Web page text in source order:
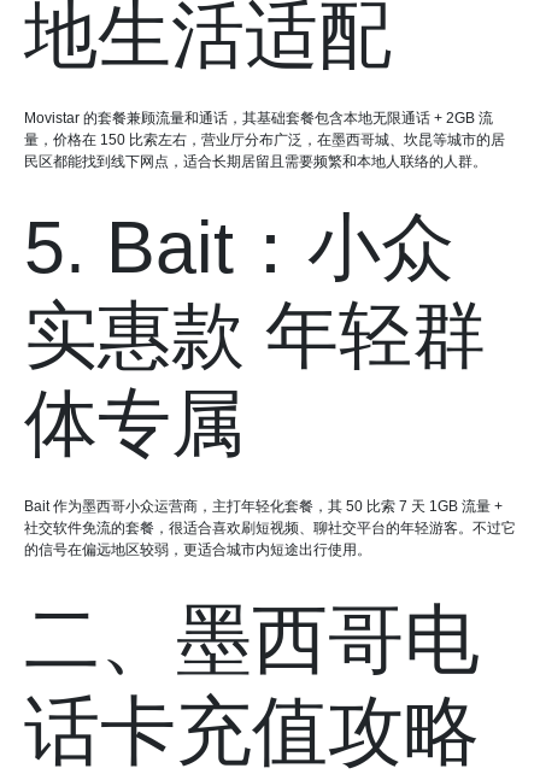
地生活适配
Movistar 的套餐兼顾流量和通话，其基础套餐包含本地无限通话 + 2GB 流
量，价格在 150 比索左右，营业厅分布广泛，在墨西哥城、坎昆等城市的居
民区都能找到线下网点，适合长期居留且需要频繁和本地人联络的人群。
5. Bait：小众
实惠款 年轻群
体专属
Bait 作为墨西哥小众运营商，主打年轻化套餐，其 50 比索 7 天 1GB 流量 +
社交软件免流的套餐，很适合喜欢刷短视频、聊社交平台的年轻游客。不过它
的信号在偏远地区较弱，更适合城市内短途出行使用。
二、墨西哥电
话卡充值攻略